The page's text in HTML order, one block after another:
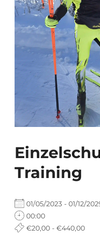
Training
01/05/2023 - 01/12/
00:00
€20,00 - €440,00